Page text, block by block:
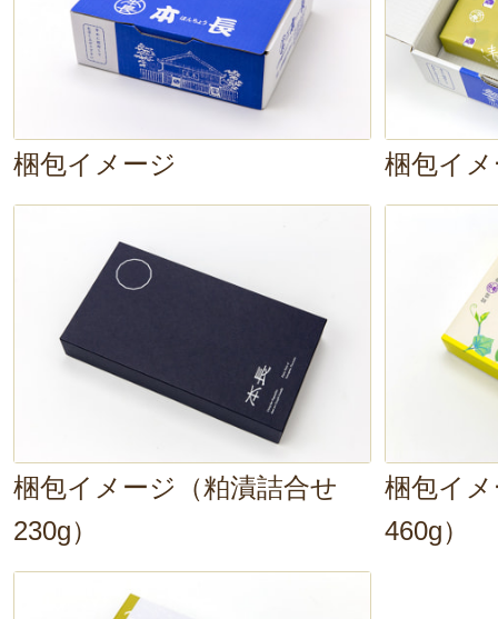
梱包イメージ 梱包イ
梱包イメージ（粕漬詰合せ
230g）
梱包イ
460g）